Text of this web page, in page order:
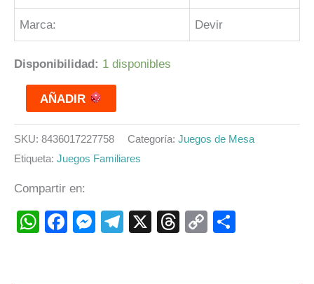
Marca: Devir
Disponibilidad: 1 disponibles
AÑADIR
SKU: 8436017227758 Categoría: Juegos de Mesa
Etiqueta: Juegos Familiares
Compartir en:
WhatsApp
Facebook
Messenger
Telegram
X Threads
Copy